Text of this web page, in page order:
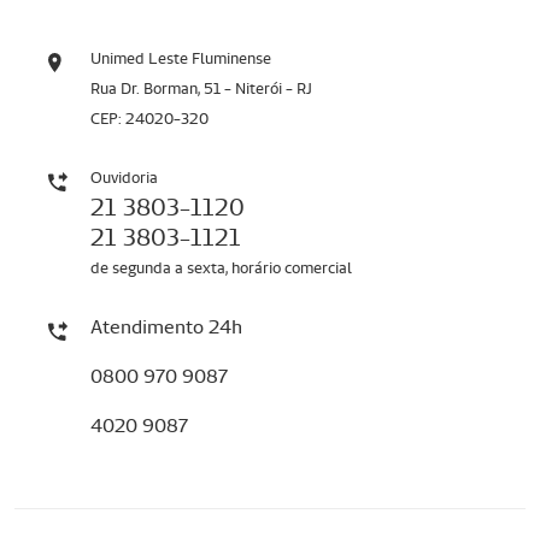
Unimed Leste Fluminense
Rua Dr. Borman, 51 - Niterói - RJ
CEP: 24020-320
Ouvidoria
21 3803-1120
21 3803-1121
de segunda a sexta, horário comercial
Atendimento 24h
0800 970 9087
4020 9087